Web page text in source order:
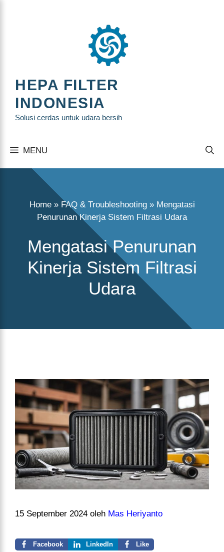
HEPA FILTER
INDONESIA
Solusi cerdas untuk udara bersih
MENU
Home» FAQ & Troubleshooting» Mengatasi
Penurunan Kinerja Sistem Filtrasi Udara
Mengatasi Penurunan
Kinerja Sistem Filtrasi
Udara
15 September 2024 oleh Mas Heriyanto
Facebook LinkedIn Like